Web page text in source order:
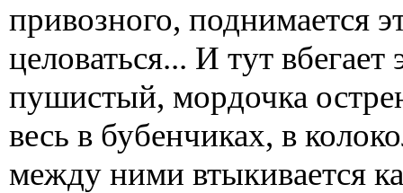
привозного, поднимается
целоваться... И тут
пушистый, мордочка
весь в бубенчиках, в
между ними втыкивается